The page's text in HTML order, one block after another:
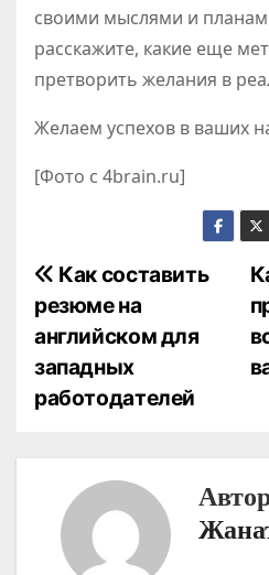
своими мыслями и
расскажите, какие еще
претворить желания в
Желаем успехов в ваших
[Фото с 4brain.ru]
Н
а
в
и
Как составить
резюме на
английском для
западных
работодателей